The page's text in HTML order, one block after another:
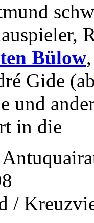
Bülow
Gide
und
in die
/